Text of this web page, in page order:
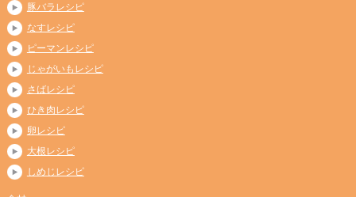
豚バラレシピ
なすレシピ
ピーマンレシピ
じゃがいもレシピ
さばレシピ
ひき肉レシピ
卵レシピ
大根レシピ
しめじレシピ